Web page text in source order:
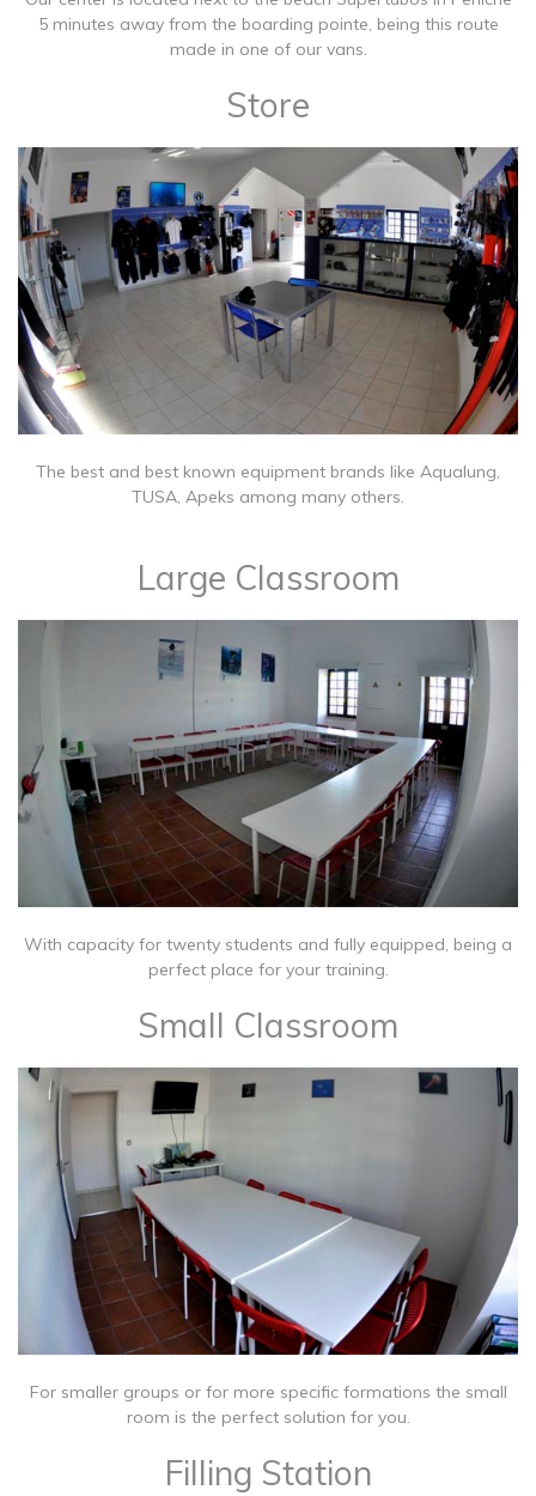
5 minutes away from the boarding pointe, being this route
made in one of our vans.
Store
The best and best known equipment brands like Aqualung,
TUSA, Apeks among many others.
Large Classroom
With capacity for twenty students and fully equipped, being a
perfect place for your training.
Small Classroom
For smaller groups or for more specific formations the small
room is the perfect solution for you.
Filling Station